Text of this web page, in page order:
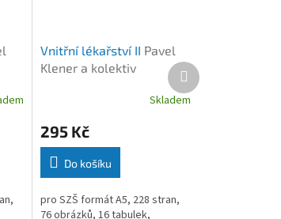
Vnitřní lékařství II Pavel
Klener a kolektiv
Skladem
295 Kč
Do košíku
pro SZŠ formát A5, 228 stran,
76 obrázků, 16 tabulek,
Další
produkt